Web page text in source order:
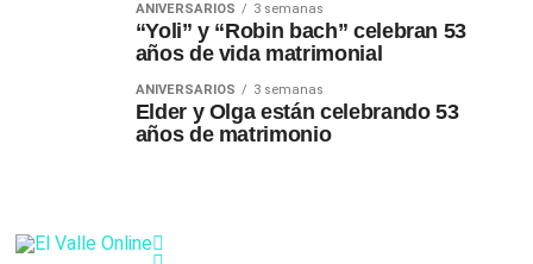
ANIVERSARIOS 3 semanas
“Yoli” y “Robin bach” celebran 53
años de vida matrimonial
ANIVERSARIOS 3 semanas
Elder y Olga están celebrando 53
años de matrimonio